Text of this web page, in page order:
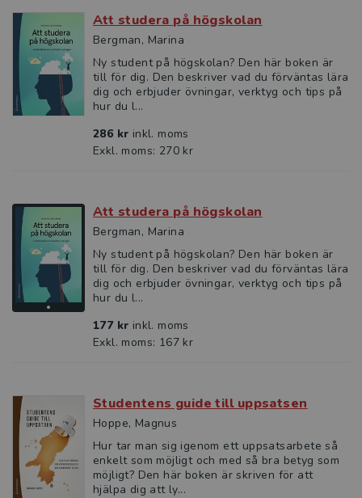
Att studera på högskolan
Bergman, Marina
Ny student på högskolan? Den här boken är
till för dig. Den beskriver vad du förväntas lära
dig och erbjuder övningar, verktyg och tips på
hur du l...
286 kr inkl. moms
Exkl. moms: 270 kr
Att studera på högskolan
Bergman, Marina
Ny student på högskolan? Den här boken är
till för dig. Den beskriver vad du förväntas lära
dig och erbjuder övningar, verktyg och tips på
hur du l...
177 kr inkl. moms
Exkl. moms: 167 kr
Studentens guide till uppsatsen
Hoppe, Magnus
Hur tar man sig igenom ett uppsatsarbete så
enkelt som möjligt och med så bra betyg som
möjligt? Den här boken är skriven för att
hjälpa dig att ly...